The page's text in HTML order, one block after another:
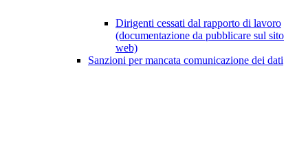
Dirigenti cessati dal rapporto di lavoro
(documentazione da pubblicare sul sito
web)
Sanzioni per mancata comunicazione dei dati